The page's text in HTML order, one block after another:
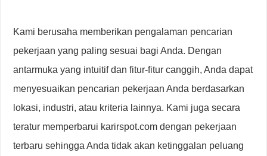
Kami berusaha memberikan pengalaman pencarian
pekerjaan yang paling sesuai bagi Anda. Dengan
antarmuka yang intuitif dan fitur-fitur canggih, Anda dapat
menyesuaikan pencarian pekerjaan Anda berdasarkan
lokasi, industri, atau kriteria lainnya. Kami juga secara
teratur memperbarui karirspot.com dengan pekerjaan
terbaru sehingga Anda tidak akan ketinggalan peluang